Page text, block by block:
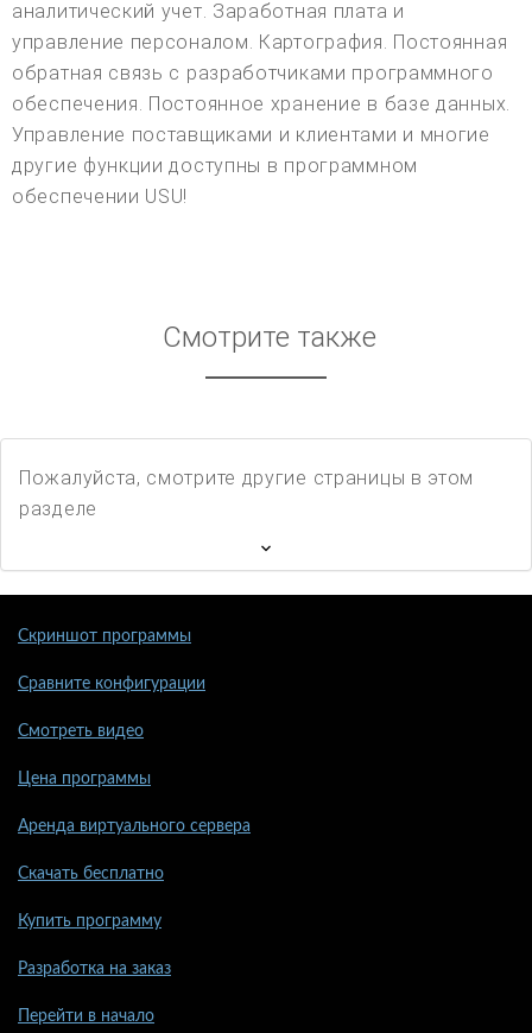
аналитический учет. Заработная плата и
управление персоналом. Картография. Постоянная
обратная связь с разработчиками программного
обеспечения. Постоянное хранение в базе данных.
Управление поставщиками и клиентами и многие
другие функции доступны в программном
обеспечении USU!
Смотрите также
Пожалуйста, смотрите другие страницы в этом
разделе
Скриншот программы
Сравните конфигурации
Смотреть видео
Цена программы
Аренда виртуального сервера
Скачать бесплатно
Купить программу
Разработка на заказ
Перейти в начало